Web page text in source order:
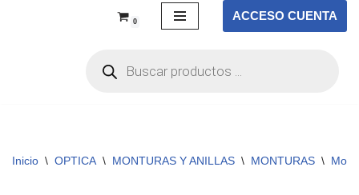
0 ACCESO CUENTA
Inicio \ OPTICA \ MONTURAS Y ANILLAS \ MONTURAS \